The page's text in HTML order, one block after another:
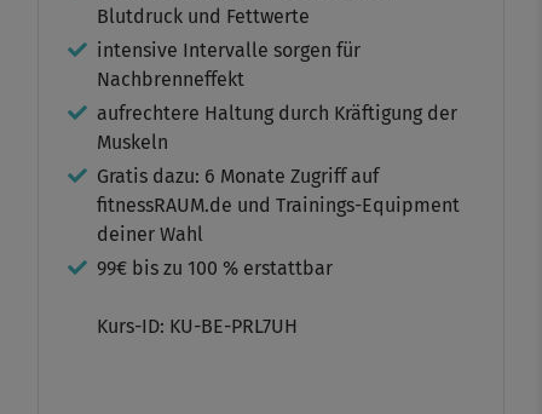
Blutdruck und Fettwerte
intensive Intervalle sorgen für
Nachbrenneffekt
aufrechtere Haltung durch Kräftigung der
Muskeln
Gratis dazu: 6 Monate Zugriff auf
fitnessRAUM.de und Trainings-Equipment
deiner Wahl
99€ bis zu 100 % erstattbar
Kurs-ID: KU-BE-PRL7UH